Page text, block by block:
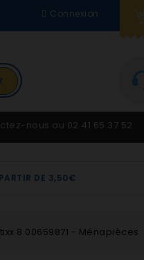
Connexion
nous au 02 41 65 37 52
DE 3,50€
8 00659871 - Ménapièces